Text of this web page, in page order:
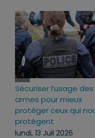
Loi d’urgence agricole :
pourquoi j’ai voté pour
ce texte
mercredi, 22 Juil 2026